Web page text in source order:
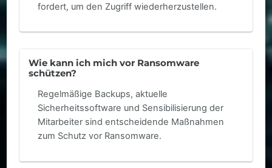
fordert, um den Zugriff wiederherzustellen.
Wie kann ich mich vor Ransomware
schützen?
Regelmäßige Backups, aktuelle
Sicherheitssoftware und Sensibilisierung der
Mitarbeiter sind entscheidende Maßnahmen
zum Schutz vor Ransomware.